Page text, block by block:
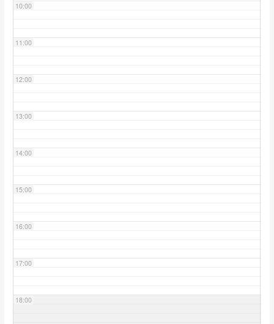
10:00
11:00
12:00
13:00
14:00
15:00
16:00
17:00
18:00